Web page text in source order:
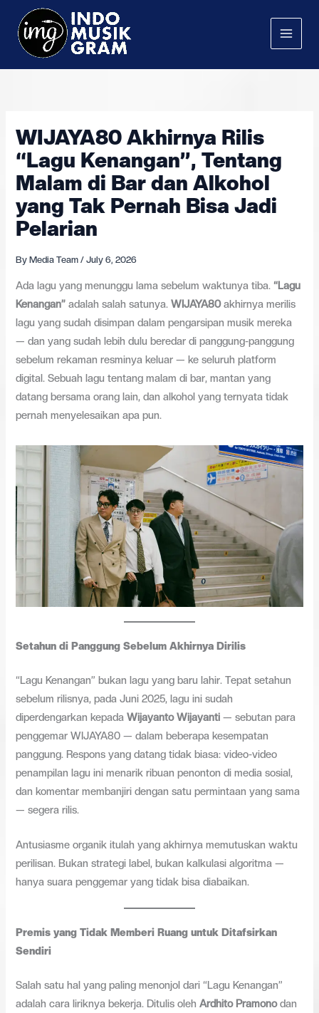
content
WIJAYA80 Akhirnya Rilis
“Lagu Kenangan”, Tentang
Malam di Bar dan Alkohol
yang Tak Pernah Bisa Jadi
Pelarian
ByMedia Team/July 6, 2026
Ada lagu yang menunggu lama sebelum waktunya tiba. “Lagu
Kenangan” adalah salah satunya.WIJAYA80akhirnya merilis
lagu yang sudah disimpan dalam pengarsipan musik mereka
— dan yang sudah lebih dulu beredar di panggung-panggung
sebelum rekaman resminya keluar — ke seluruh platform
digital. Sebuah lagu tentang malam di bar, mantan yang
datang bersama orang lain, dan alkohol yang ternyata tidak
pernah menyelesaikan apa pun.
Setahun di Panggung Sebelum Akhirnya Dirilis
“Lagu Kenangan” bukan lagu yang baru lahir. Tepat setahun
sebelum rilisnya, pada Juni 2025, lagu ini sudah
diperdengarkan kepadaWijayanto Wijayanti — sebutan para
penggemar WIJAYA80 — dalam beberapa kesempatan
panggung. Respons yang datang tidak biasa: video-video
penampilan lagu ini menarik ribuan penonton di media sosial,
dan komentar membanjiri dengan satu permintaan yang sama
— segera rilis.
Antusiasme organik itulah yang akhirnya memutuskan waktu
perilisan. Bukan strategi label, bukan kalkulasi algoritma —
hanya suara penggemar yang tidak bisa diabaikan.
Premis yang Tidak Memberi Ruang untuk Ditafsirkan
Sendiri
Salah satu hal yang paling menonjol dari “Lagu Kenangan”
adalah cara liriknya bekerja. Ditulis olehArdhito Pramonodan